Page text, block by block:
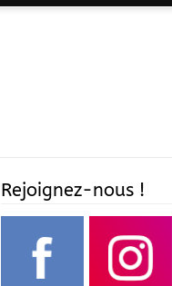
Rejoignez-nous !